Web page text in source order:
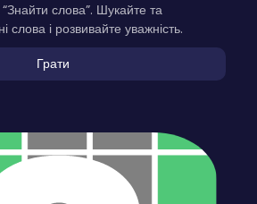
слова”. Шукайте та
слова і розвивайте уважність.
Грати